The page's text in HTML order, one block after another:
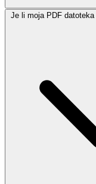
Je li moja PDF